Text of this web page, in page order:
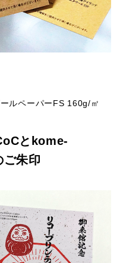
ルペーパーFS 160g/㎡
とkome-
ご朱印